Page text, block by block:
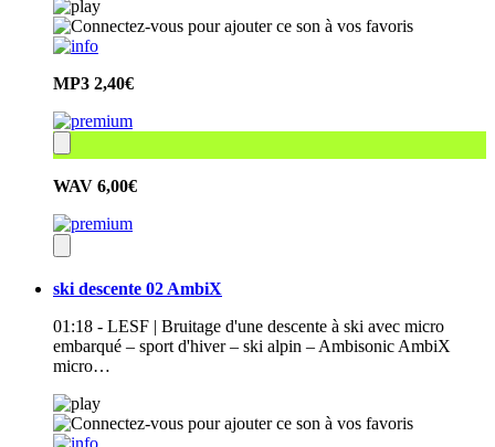
MP3 2,40€
WAV 6,00€
ski descente 02 AmbiX
01:18 - LESF | Bruitage d'une descente à ski avec micro
embarqué – sport d'hiver – ski alpin – Ambisonic AmbiX
micro…